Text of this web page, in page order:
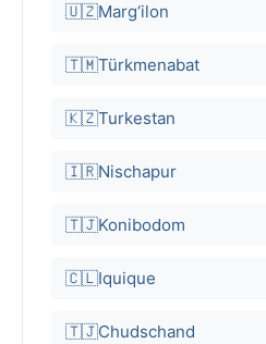
🇺🇿Marg‘ilon
🇹🇲Türkmenabat
🇰🇿Turkestan
🇮🇷Nischapur
🇹🇯Konibodom
🇨🇱Iquique
🇹🇯Chudschand